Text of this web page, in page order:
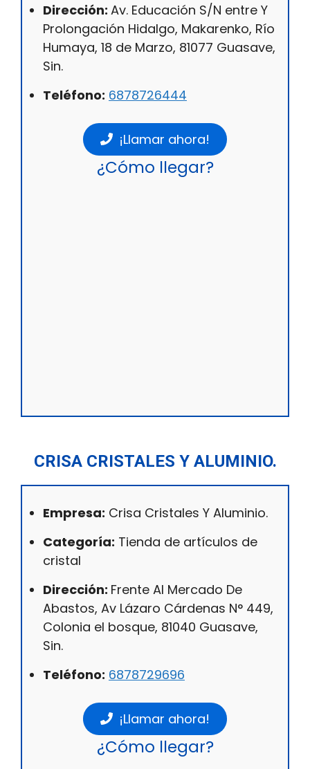
Dirección: Av. Educación S/N entre Y
Prolongación Hidalgo, Makarenko, Río
Humaya, 18 de Marzo, 81077 Guasave,
Sin.
Teléfono: 6878726444
¡Llamar ahora!
¿Cómo llegar?
CRISA CRISTALES Y ALUMINIO.
Empresa: Crisa Cristales Y Aluminio.
Categoría: Tienda de artículos de
cristal
Dirección: Frente Al Mercado De
Abastos, Av Lázaro Cárdenas N° 449,
Colonia el bosque, 81040 Guasave,
Sin.
Teléfono: 6878729696
¡Llamar ahora!
¿Cómo llegar?